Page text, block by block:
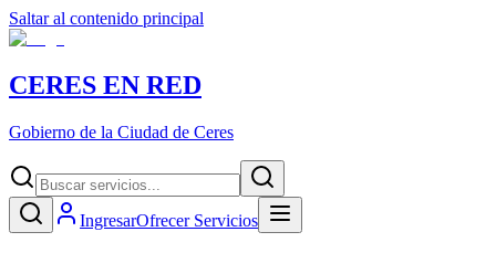
Saltar al contenido principal
CERES EN RED
Gobierno de la Ciudad de Ceres
IngresarOfrecer Servicios